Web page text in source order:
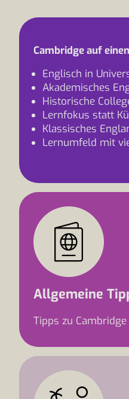
Cambridge auf
Englisch in
Akademisches
Historische
Lernfokus statt
Klassisches
Lernumfeld mit
Allgemeine
Tipps zu